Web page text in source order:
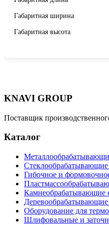
Габаритная ширина
Габаритная высота
KNAVI GROUP
Поставщик
Каталог
Стеклообрабатывающие
Гибочное и
Камнеобрабатывающие
Деревообрабатывающие
Оборудование для
Шлифовальные и